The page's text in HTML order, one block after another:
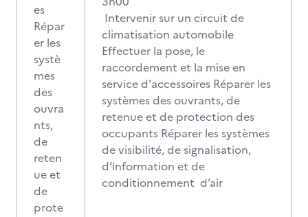
es
Répar
er les
systè
mes
des
ouvra
nts,
de
reten
ue et
de
prote
Intervenir sur un circuit de
climatisation automobile
Effectuer la pose, le
raccordement et la mise en
service d'accessoires Réparer les
systèmes des ouvrants, de
retenue et de protection des
occupants Réparer les systèmes
de visibilité, de signalisation,
d’information et de
conditionnement d’air